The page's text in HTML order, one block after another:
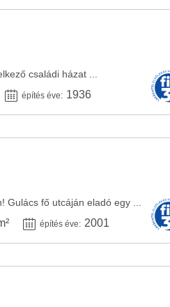
családi házat ...
építés éve: 1936
fő utcáján eladó egy ...
építés éve: 2001